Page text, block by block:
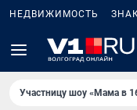
НЕДВИЖИМОСТЬ
Участницу шоу «Мама в